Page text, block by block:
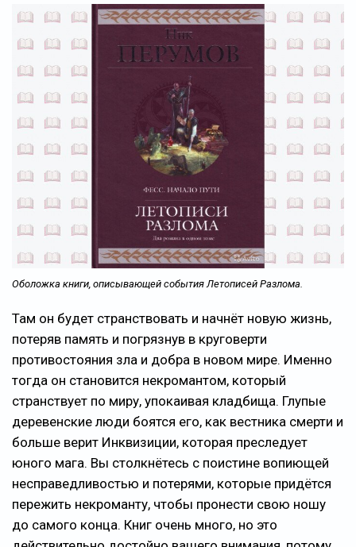
Оболожка книги, описывающей события Летописей Разлома.
Там он будет странствовать и начнёт новую жизнь,
потеряв память и погрязнув в круговерти
противостояния зла и добра в новом мире. Именно
тогда он становится некромантом, который
странствует по миру, упокаивая кладбища. Глупые
деревенские люди боятся его, как вестника смерти и
больше верит Инквизиции, которая преследует
юного мага. Вы столкнётесь с поистине вопиющей
несправедливостью и потерями, которые придётся
пережить некроманту, чтобы пронести свою ношу
до самого конца. Книг очень много, но это